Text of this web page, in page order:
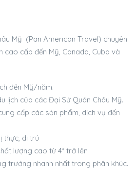
Mỹ (Pan American Travel) chuyên
cao cấp đến Mỹ, Canada, Cuba và
đến Mỹ/năm.
lịch của các Đại Sứ Quán Châu Mỹ.
cấp các sản phẩm, dịch vụ đến
thực, di trú
lượng cao từ 4* trở lên
trưởng nhanh nhất trong phân khúc.